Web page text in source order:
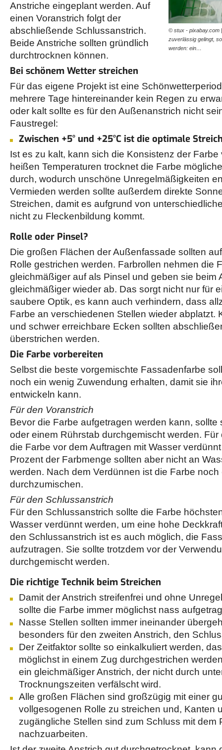
© stux - pixabay.com
zuverlässig gelingt,
werden: ein…
Anstriche eingeplant werden. Auf
einen Voranstrich folgt der
abschließende Schlussanstrich.
Beide Anstriche sollten gründlich
durchtrocknen können.
Bei schönem Wetter streichen
Für das eigene Projekt ist eine
mehrere Tage hintereinander kein Regen zu
oder kalt sollte es für den Außenanstrich nicht
Faustregel:
Zwischen +5° und +25°C ist die optimale
Ist es zu kalt, kann sich die Konsistenz der
heißen Temperaturen trocknet die Farbe
durch, wodurch unschöne Unregelmäßigkeiten
Vermieden werden sollte außerdem direkte
Streichen, damit es aufgrund von
nicht zu Fleckenbildung kommt.
Rolle oder Pinsel?
Die großen Flächen der Außenfassade sollten
Rolle gestrichen werden. Farbrollen nehmen die
gleichmäßiger auf als Pinsel und geben sie beim
gleichmäßiger wieder ab. Das sorgt nicht nur für
saubere Optik, es kann auch verhindern, dass
Farbe an verschiedenen Stellen wieder abplatzt.
und schwer erreichbare Ecken sollten
überstrichen werden.
Die Farbe vorbereiten
Selbst die beste vorgemischte Fassadenfarbe
noch ein wenig Zuwendung erhalten, damit sie
entwickeln kann.
Für den Voranstrich
Bevor die Farbe aufgetragen werden kann, sollte
oder einem Rührstab durchgemischt werden.
die Farbe vor dem Auftragen mit Wasser
Prozent der Farbmenge sollten aber nicht an
werden. Nach dem Verdünnen ist die Farbe
durchzumischen.
Für den Schlussanstrich
Für den Schlussanstrich sollte die Farbe
Wasser verdünnt werden, um eine hohe
den Schlussanstrich ist es auch möglich, die
aufzutragen. Sie sollte trotzdem vor der
durchgemischt werden.
Die richtige Technik beim Streichen
Damit der Anstrich streifenfrei und ohne
sollte die Farbe immer möglichst nass
Nasse Stellen sollten immer ineinander
besonders für den zweiten Anstrich, den
Der Zeitfaktor sollte so einkalkuliert werden,
möglichst in einem Zug durchgestrichen
ein gleichmäßiger Anstrich, der nicht durch
Trocknungszeiten verfälscht wird.
Alle großen Flächen sind großzügig mit einer
vollgesogenen Rolle zu streichen und, Kanten
zugängliche Stellen sind zum Schluss mit dem
nachzuarbeiten.